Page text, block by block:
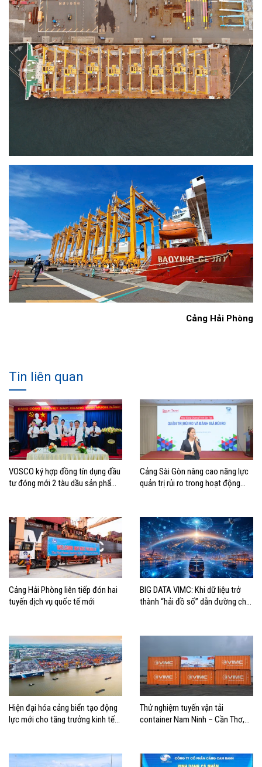
Cảng Hải Phòng
Tin liên quan
VOSCO ký hợp đồng tín dụng đầu
tư đóng mới 2 tàu dầu sản phẩm
Cảng Sài Gòn nâng cao năng lực
quản trị rủi ro trong hoạt động
Cảng Hải Phòng liên tiếp đón hai
tuyến dịch vụ quốc tế mới
BIG DATA VIMC: Khi dữ liệu trở
thành “hải đồ số” dẫn đường cho
Hiện đại hóa cảng biển tạo động
lực mới cho tăng trưởng kinh tế
Thử nghiệm tuyến vận tải
container Nam Ninh – Cần Thơ,